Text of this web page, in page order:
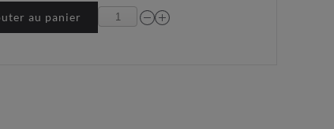
au panier